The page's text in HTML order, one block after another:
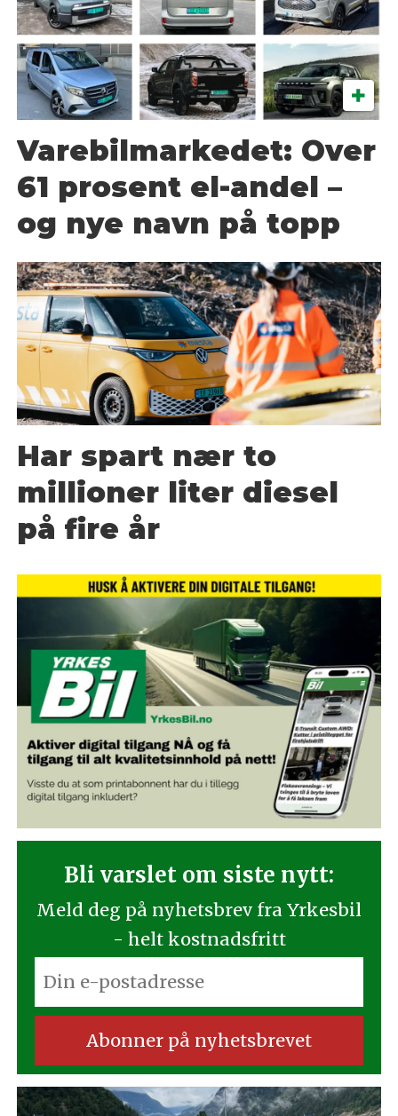
Varebilmarkedet: Over
61 prosent el-andel –
og nye navn på topp
Har spart nær to
millioner liter diesel
på fire år
Bli varslet om siste nytt:
Meld deg på nyhetsbrev fra Yrkesbil
- helt kostnadsfritt